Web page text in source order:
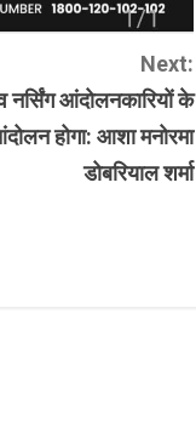
Next:
नर्सिंग आंदोलनकारियों के
होगा: आशा मनोरमा
डोबरियाल शर्मा